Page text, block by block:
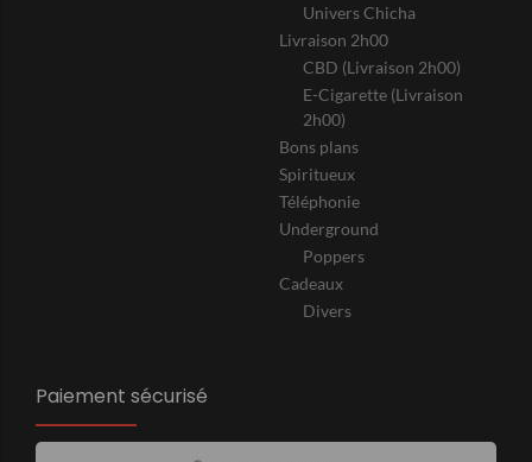
Univers Chicha
Livraison 2h00
CBD (Livraison 2h00)
E-Cigarette (Livraison
2h00)
Bons plans
Spiritueux
Téléphonie
Underground
Poppers
Cadeaux
Divers
Paiement sécurisé